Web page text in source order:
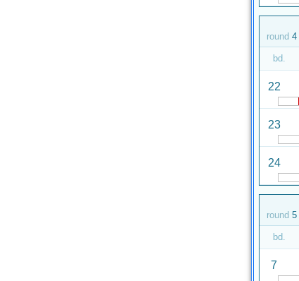
round 4
bd.
22
23
24
round 5
bd.
7